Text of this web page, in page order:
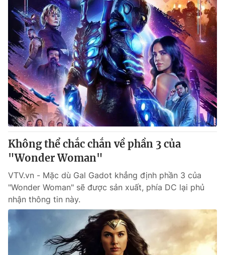
Không thể chắc chắn về phần 3 của
"Wonder Woman"
VTV.vn - Mặc dù Gal Gadot khẳng định phần 3 của
"Wonder Woman" sẽ được sản xuất, phía DC lại phủ
nhận thông tin này.